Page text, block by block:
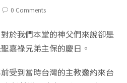
0 Comments
於我們本堂的神父們來說卻是
嘉祿兄弟主保的慶日。
到當時台灣的主教邀約來台